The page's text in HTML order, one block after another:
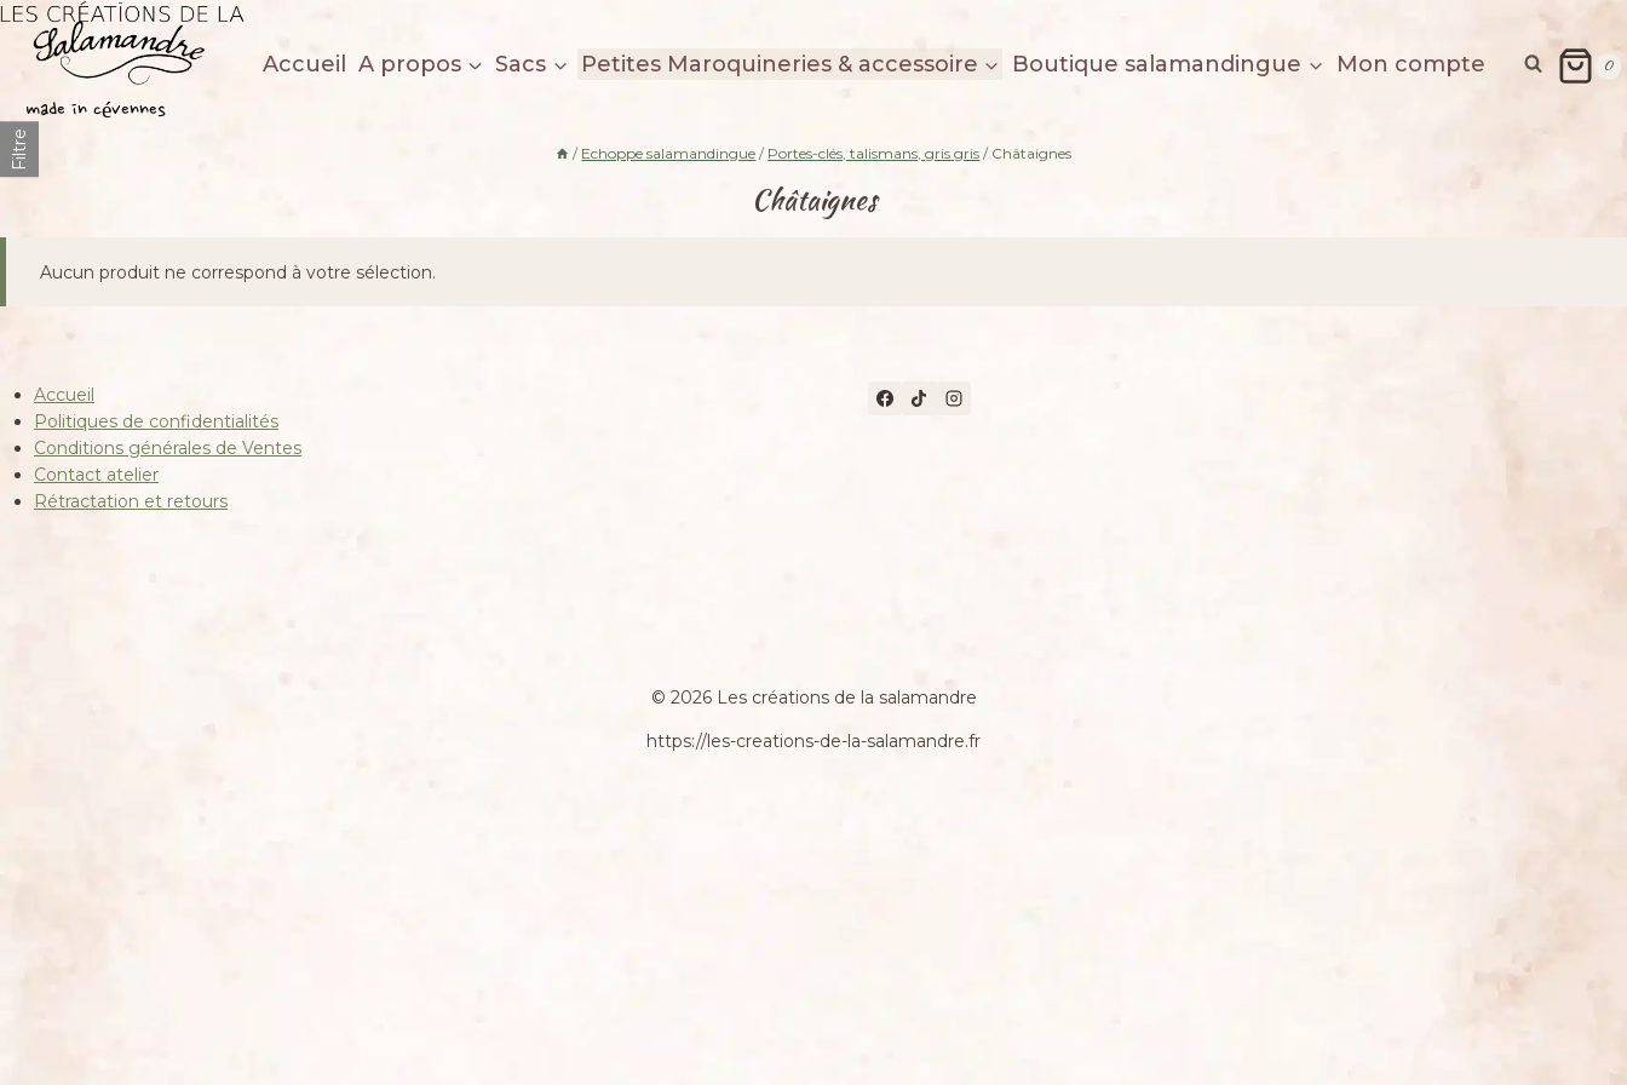
Aller
contenu
Les créations de la salamandre
made in cévennes
Accueil A propos Sacs Petites Maroquineries & accessoire Boutique salamandingue Mon compte 0
/ Echoppe salamandingue / Portes-clés, talismans, gris gris / Châtaignes
Châtaignes
Aucun produit ne correspond à votre sélection.
Accueil
Politiques de confidentialités
Conditions générales de Ventes
Contact atelier
Rétractation et retours
© 2026 Les créations de la salamandre
https://les-creations-de-la-salamandre.fr
Filtre